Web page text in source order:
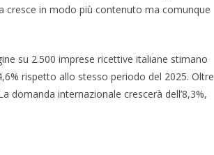
cresce in modo più contenuto ma comunque
su 2.500 imprese ricettive italiane stimano
rispetto allo stesso periodo del 2025. Oltre
domanda internazionale crescerà dell’8,3%,